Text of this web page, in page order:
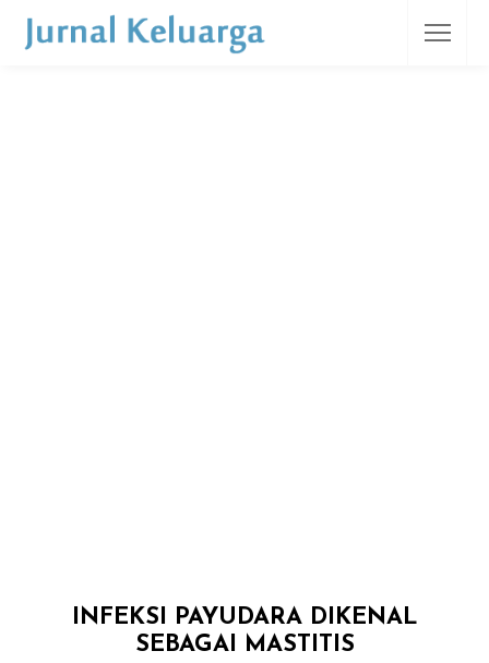
INFEKSI PAYUDARA DIKENAL
SEBAGAI MASTITIS